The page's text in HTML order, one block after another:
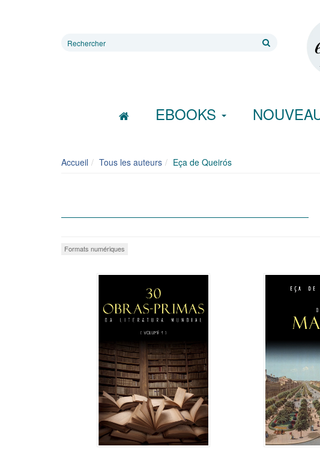
Rechercher
EBOOKS
Accueil Tous les auteurs Eça de Queirós
Formats numériques